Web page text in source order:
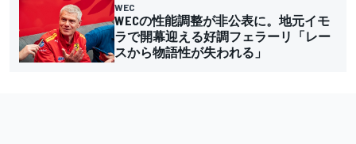
WEC
WECの性能調整が非公表に。地元イモ
ラで開幕迎える好調フェラーリ「レー
スから物語性が失われる」